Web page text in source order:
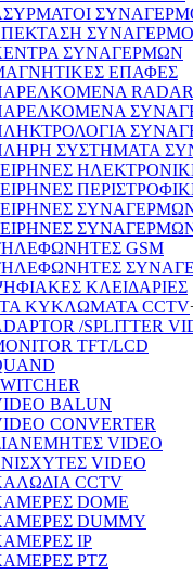
ΣΥΝΑΓΕΡΜΩΝ
ΕΠΑΦΕΣ
RADAR
ΣΥΣΤΗΜΑΤΑ
GSM
ΚΛΕΙΔΑΡΙΕΣ
ΚΥΚΛΩΜΑΤΑ CCTV
/SPLITTER
TFT/LCD
BALUN
CONVERTER
VIDEO
VIDEO
CCTV
DOME
DUMMY
IP
PTZ